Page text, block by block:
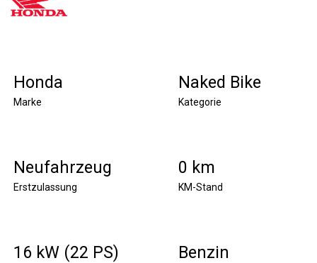
Honda
Marke
Naked Bike
Kategorie
Neufahrzeug
Erstzulassung
0 km
KM-Stand
16 kW (22 PS) Benzin